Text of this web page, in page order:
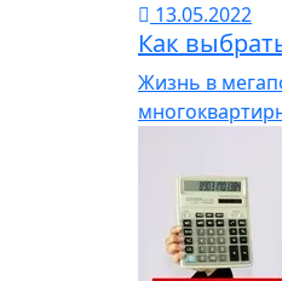
13.05.2022
Как
Жизнь в